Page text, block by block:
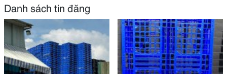
Danh sách tin đăng